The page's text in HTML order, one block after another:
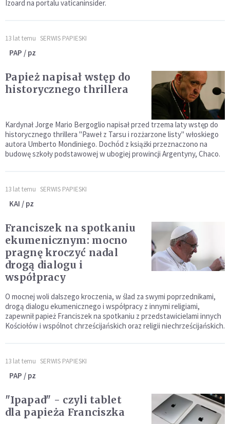
Izoard na portalu vaticaninsider.
13 lat temu SERWIS PAPIESKI
PAP / pz
Papież napisał wstęp do
historycznego thrillera
Kardynał Jorge Mario Bergoglio napisał przed trzema laty wstęp do
historycznego thrillera "Paweł z Tarsu i rozżarzone listy" włoskiego
autora Umberto Mondiniego. Dochód z książki przeznaczono na
budowę szkoły podstawowej w ubogiej prowincji Argentyny, Chaco.
13 lat temu SERWIS PAPIESKI
KAI / pz
Franciszek na spotkaniu
ekumenicznym: mocno
pragnę kroczyć nadal
drogą dialogu i
współpracy
O mocnej woli dalszego kroczenia, w ślad za swymi poprzednikami,
drogą dialogu ekumenicznego i współpracy z innymi religiami,
zapewnił papież Franciszek na spotkaniu z przedstawicielami innych
Kościołów i wspólnot chrześcijańskich oraz religii niechrześcijańskich.
13 lat temu SERWIS PAPIESKI
PAP / pz
"Ipapad" - czyli tablet
dla papieża Franciszka